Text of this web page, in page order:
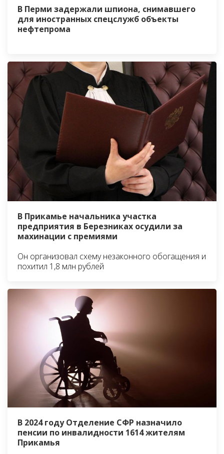
В Перми задержали шпиона, снимавшего
для иностранных спецслужб объекты
нефтепрома
В Прикамье начальника участка
предприятия в Березниках осудили за
махинации с премиями
Он организовал схему незаконного обогащения и
похитил 1,8 млн рублей
В 2024 году Отделение СФР назначило
пенсии по инвалидности 1614 жителям
Прикамья